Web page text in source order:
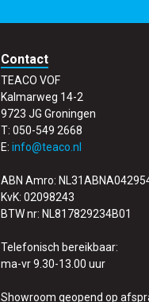
Contact
TEACO VOF
Kalmarweg 14-2
9723 JG Groningen
T: 050-549 2668
E: info@teaco.nl
ABN Amro:
KvK: 02098243
BTW nr: NL817829234B01
Telefonisch bereikbaar:
ma-vr 9.30-13.00 uur
Showroom geopend op